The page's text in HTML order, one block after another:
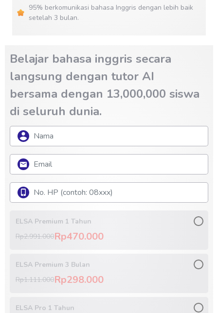
95% berkomunikasi bahasa Inggris dengan lebih baik
setelah 3 bulan.
Belajar bahasa inggris secara
langsung dengan tutor AI
bersama dengan 13,000,000 siswa
di seluruh dunia.
ELSA Premium 1 Tahun
Rp2.991.000Rp470.000
ELSA Premium 3 Bulan
Rp1.111.000Rp298.000
ELSA Pro 1 Tahun